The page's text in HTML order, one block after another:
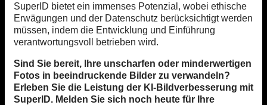
SuperID bietet ein immenses Potenzial, wobei ethische
Erwägungen und der Datenschutz berücksichtigt werden
müssen, indem die Entwicklung und Einführung
verantwortungsvoll betrieben wird.
Sind Sie bereit, Ihre unscharfen oder minderwertigen
Fotos in beeindruckende Bilder zu verwandeln?
Erleben Sie die Leistung der KI-Bildverbesserung mit
SuperID. Melden Sie sich noch heute für Ihre